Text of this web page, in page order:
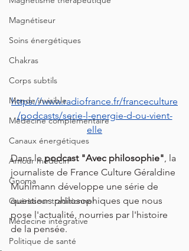
Magnétiseur
Soins énergétiques
Chakras
Corps subtils
Monde invisible
Médecine complémentaire
Canaux énergétiques
Amour médecin
Gnoma
Guérisseur traditionnel
Médecine intégrative
Politique de santé
https://www.radiofrance.fr/franceculture
/podcasts/serie-l-energie-d-ou-vient-
elle
Dans le podcast "Avec philosophie", la
journaliste de France Culture Géraldine
Muhlmann développe une série de
questions philosophiques que nous
pose l'actualité, nourries par l'histoire
de la pensée.